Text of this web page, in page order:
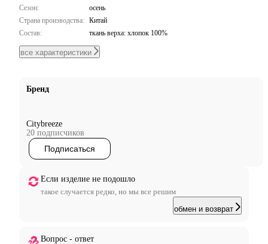
Сезон:
осень
Страна производства: Китай
Состав:
ткань верха: хлопок 100%
все характеристики
Бренд
Citybreeze
20 подписчиков
Подписаться
Если изделие не подошло
такое случается редко, но мы все решим
обмен и возврат
Вопрос - ответ